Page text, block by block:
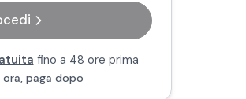
fino a 48 ore prima
paga dopo